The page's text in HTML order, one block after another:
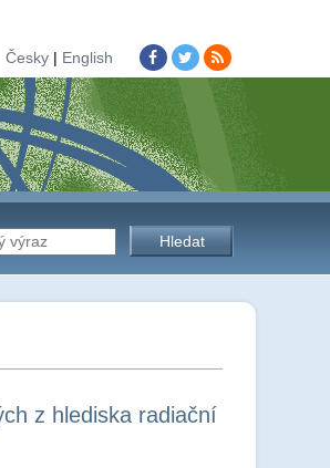
Česky| English
z hlediska radiační